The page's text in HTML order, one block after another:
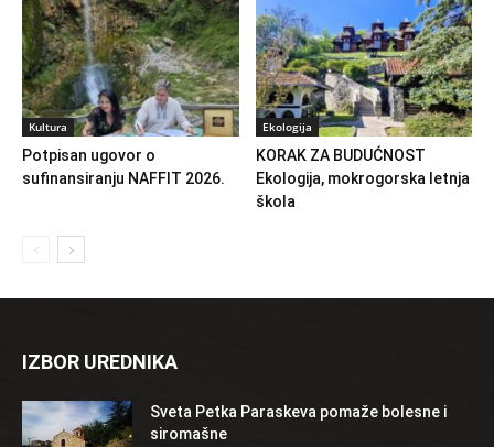
Kultura
Potpisan ugovor o
sufinansiranju NAFFIT 2026.
Ekologija
KORAK ZA BUDUĆNOST
Ekologija, mokrogorska letnja
škola
IZBOR UREDNIKA
Sveta Petka Paraskeva pomaže bolesne i
siromašne